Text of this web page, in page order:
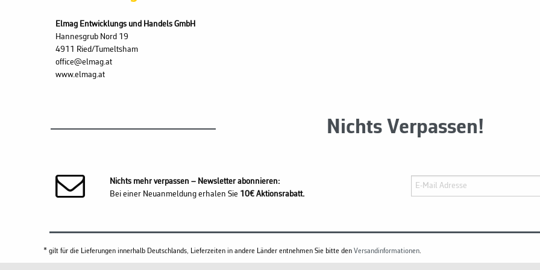
Elmag Entwicklungs und Handels GmbH
Hannesgrub Nord 19
4911 Ried/Tumeltsham
office@elmag.at
www.elmag.at
Nichts Verpassen!
Nichts mehr verpassen – Newsletter abonnieren:
Bei einer Neuanmeldung erhalen Sie 10€ Aktionsrabatt.
* gilt für die Lieferungen innerhalb Deutschlands, Lieferzeiten in andere Länder entnehmen Sie bitte den Versandinformationen.